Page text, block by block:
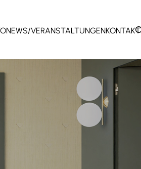
NEWS/VERANSTALTUNGENKONTAKT